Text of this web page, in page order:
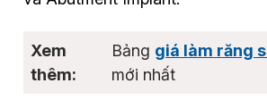
Bảng giá làm răng
mới nhất